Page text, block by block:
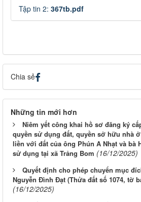
Tập tin 2: 367tb.pdf
Chia sẻ
Những tin mới hơn
Niêm yết công khai hồ sơ đăng ký
quyền sử dụng đất, quyền sở hữu nhà
liền với đất của ông Phún A Nhạt và bà
sử dụng tại xã Trảng Bom (16/12/2025)
Quyết định cho phép chuyển mục
Nguyễn Đình Đạt (Thửa đất số 1074, tờ
(16/12/2025)